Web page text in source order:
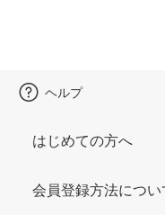
ヘルプ
はじめての方へ
会員登録方法につい